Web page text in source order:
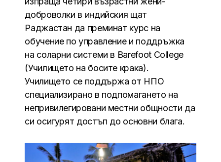
доброволки в индийския щат
Раджастан да преминат курс на
обучение по управление и поддръжка
на соларни системи в Barefoot College
(Училището на босите крака).
Училището се поддържа от НПО
специализирано в подпомагането на
непривилегировани местни общности да
си осигурят достъп до основни блага.